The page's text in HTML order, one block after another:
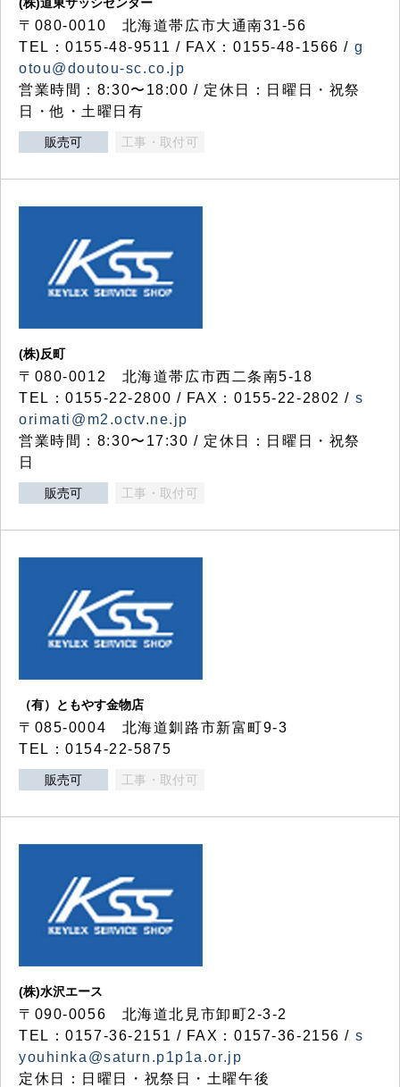
〒080-0010 北海道帯広市大通南31-56
TEL：0155-48-9511 / FAX：0155-48-1566 / g
otou@doutou-sc.co.jp
営業時間：8:30〜18:00 / 定休日：日曜日・祝祭
日・他・土曜日有
販売可 工事・取付可
(株)反町
〒080-0012 北海道帯広市西二条南5-18
TEL：0155-22-2800 / FAX：0155-22-2802 / s
orimati@m2.octv.ne.jp
営業時間：8:30〜17:30 / 定休日：日曜日・祝祭
日
販売可 工事・取付可
（有）ともやす金物店
〒085-0004 北海道釧路市新富町9-3
TEL：0154-22-5875
販売可 工事・取付可
(株)水沢エース
〒090-0056 北海道北見市卸町2-3-2
TEL：0157-36-2151 / FAX：0157-36-2156 / s
youhinka@saturn.p1p1a.or.jp
定休日：日曜日・祝祭日・土曜午後